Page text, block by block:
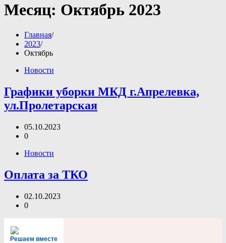
Месяц: Октябрь 2023
Главная
2023
Октябрь
Новости
Графики уборки МКД г.Апрелевка,
ул.Пролетарская
05.10.2023
0
Новости
Оплата за ТКО
02.10.2023
0
Решаем вместе